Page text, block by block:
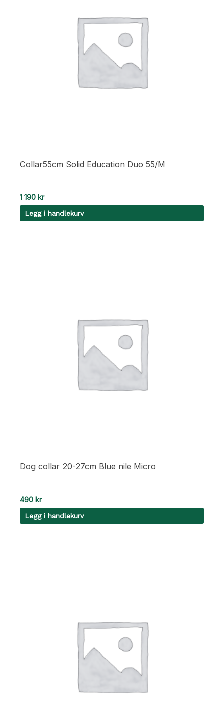
Collar55cm Solid Education Duo 55/M
1 190 kr
Legg i handlekurv
Dog collar 20-27cm Blue nile Micro
490 kr
Legg i handlekurv